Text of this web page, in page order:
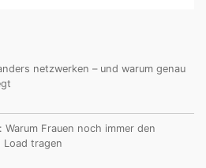
netzwerken – und warum genau
Frauen noch immer den
Load tragen